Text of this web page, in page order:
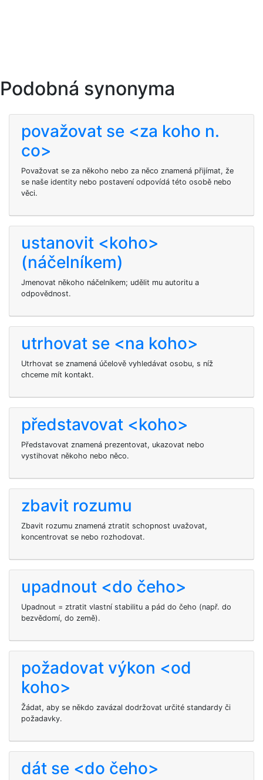
Podobná synonyma
považovat se <za koho n.
co>
Považovat se za někoho nebo za něco znamená přijímat, že
se naše identity nebo postavení odpovídá této osobě nebo
věci.
ustanovit <koho>
(náčelníkem)
Jmenovat někoho náčelníkem; udělit mu autoritu a
odpovědnost.
utrhovat se <na koho>
Utrhovat se znamená účelově vyhledávat osobu, s níž
chceme mít kontakt.
představovat <koho>
Představovat znamená prezentovat, ukazovat nebo
vystihovat někoho nebo něco.
zbavit rozumu
Zbavit rozumu znamená ztratit schopnost uvažovat,
koncentrovat se nebo rozhodovat.
upadnout <do čeho>
Upadnout = ztratit vlastní stabilitu a pád do čeho (např. do
bezvědomí, do země).
požadovat výkon <od
koho>
Žádat, aby se někdo zavázal dodržovat určité standardy či
požadavky.
dát se <do čeho>